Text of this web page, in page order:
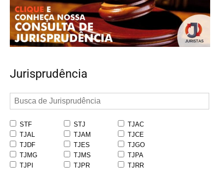
Jurisprudência
STF STJ
TJAC
TJAL
TJAM
TJCE
TJDF
TJES
TJGO
TJMG
TJMS
TJPA
TJPI
TJPR
TJRR